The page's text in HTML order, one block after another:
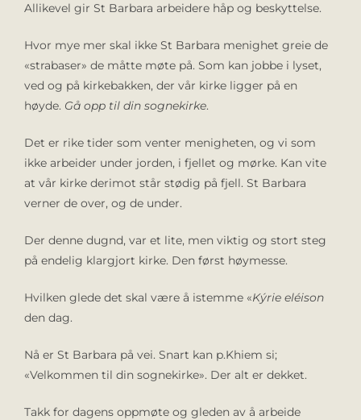
Allikevel gir St Barbara arbeidere håp og beskyttelse.
Hvor mye mer skal ikke St Barbara menighet greie de
«strabaser» de måtte møte på. Som kan jobbe i lyset,
ved og på kirkebakken, der vår kirke ligger på en
høyde. Gå opp til din sognekirke.
Det er rike tider som venter menigheten, og vi som
ikke arbeider under jorden, i fjellet og mørke. Kan vite
at vår kirke derimot står stødig på fjell. St Barbara
verner de over, og de under.
Der denne dugnd, var et lite, men viktig og stort steg
på endelig klargjort kirke. Den først høymesse.
Hvilken glede det skal være å istemme «Kýrie eléison
den dag.
Nå er St Barbara på vei. Snart kan p.Khiem si;
«Velkommen til din sognekirke». Der alt er dekket.
Takk for dagens oppmøte og gleden av å arbeide